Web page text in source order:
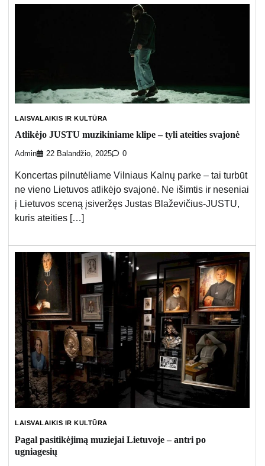
LAISVALAIKIS IR KULTŪRA
Atlikėjo JUSTU muzikiniame klipe – tyli ateities svajonė
Admin 22 Balandžio, 2025 0
Koncertas pilnutėliame Vilniaus Kalnų parke – tai turbūt
ne vieno Lietuvos atlikėjo svajonė. Ne išimtis ir neseniai
į Lietuvos sceną įsiveržęs Justas Blaževičius-JUSTU,
kuris ateities […]
LAISVALAIKIS IR KULTŪRA
Pagal pasitikėjimą muziejai Lietuvoje – antri po
ugniagesių